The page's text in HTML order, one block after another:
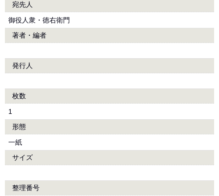
宛先人
御役人衆・徳右衛門
著者・編者
発行人
枚数
1
形態
一紙
サイズ
整理番号